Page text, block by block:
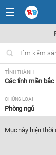
TỈNH THÀNH
Các tỉnh miền bắc
CHỦNG LOẠI
Phòng ngủ
Mục này hiện thời